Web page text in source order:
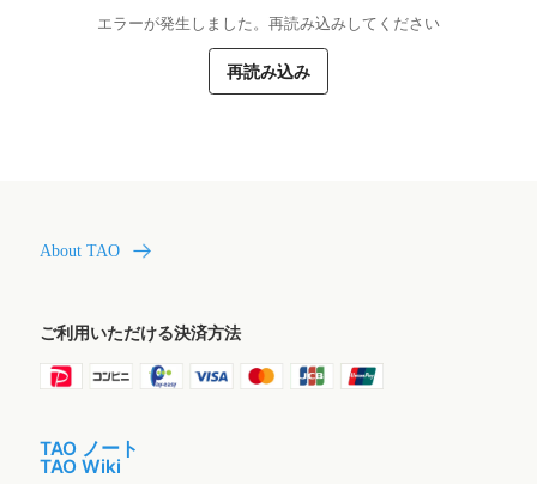
エラーが発生しました。再読み込みしてください
再読み込み
About TAO
ご利用いただける決済方法
TAO ノート
TAO Wiki